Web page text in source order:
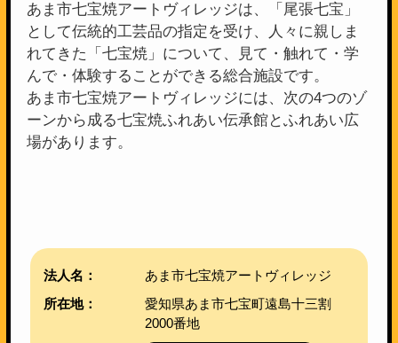
あま市七宝焼アートヴィレッジは、「尾張七宝」
として伝統的工芸品の指定を受け、人々に親しま
れてきた「七宝焼」について、見て・触れて・学
んで・体験することができる総合施設です。
あま市七宝焼アートヴィレッジには、次の4つのゾ
ーンから成る七宝焼ふれあい伝承館とふれあい広
場があります。
法人名：
あま市七宝焼アートヴィレッジ
所在地：
愛知県あま市七宝町遠島十三割
2000番地